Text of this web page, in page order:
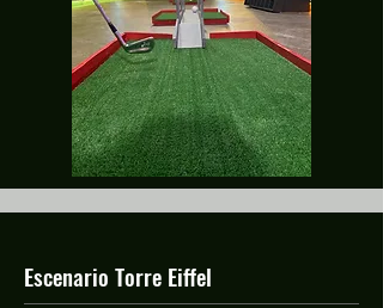
Escenario Torre Eiffel